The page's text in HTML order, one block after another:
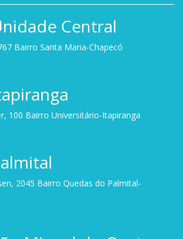
Central
Bairro Santa Maria-Chapecó
100 Bairro Universitário-Itapiranga
2045 Bairro Quedas do Palmital-